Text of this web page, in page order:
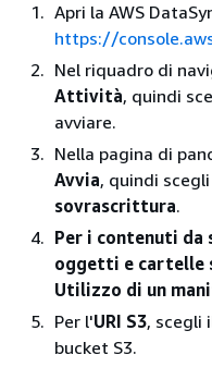
Apri la AWS
https://
Nel riquadro di
Attività, quindi
avviare.
Nella pagina di
Avvia, quindi scegli
sovrascrittura.
Per i contenuti da
oggetti e cartelle
Utilizzo di un
Per l'URI S3, scegli
bucket S3.